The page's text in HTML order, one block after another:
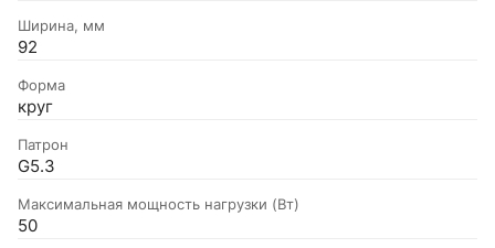
Ширина, мм
92
Форма
круг
Патрон
G5.3
Максимальная мощность нагрузки (Вт)
50